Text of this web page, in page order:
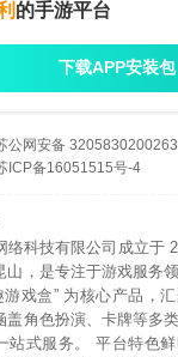
的手游平台
下载APP安装包
公网安备
ICP备16051515号-4
络科技有限公司成立于
山，是专注于游戏服务
游戏盒” 为核心产品，
盖角色扮演、卡牌等多
站式服务。 平台特色